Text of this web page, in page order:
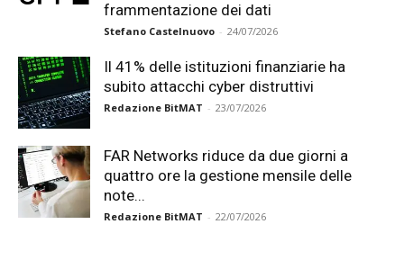
frammentazione dei dati
Stefano Castelnuovo - 24/07/2026
Il 41% delle istituzioni finanziarie ha
subito attacchi cyber distruttivi
Redazione BitMAT - 23/07/2026
FAR Networks riduce da due giorni a
quattro ore la gestione mensile delle
note...
Redazione BitMAT - 22/07/2026